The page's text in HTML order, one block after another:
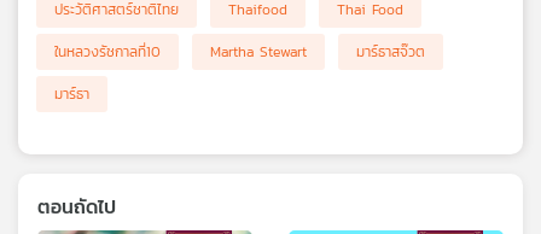
ประวัติศาสตร์ชาติไทย
Thaifood
Thai Food
ในหลวงรัชกาลที่10
Martha Stewart
มาร์ธาสจ๊วต
มาร์ธา
ตอนถัดไป